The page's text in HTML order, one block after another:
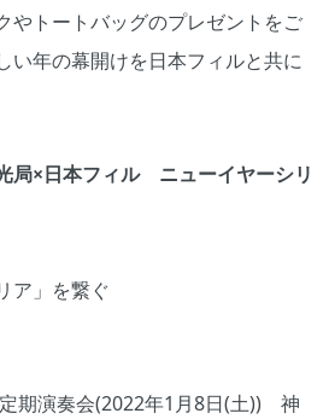
やトートバッグのプレゼントをご
い年の幕開けを日本フィルと共に
局×日本フィル ニューイヤーシリ
ア」を繋ぐ
定期演奏会(2022年1月8日(土)) 神